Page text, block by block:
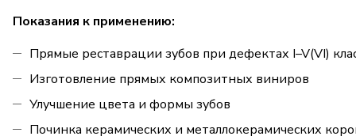
Показания к применению:
Прямые реставрации зубов при дефектах I–V(VI)
Изготовление прямых композитных виниров
Улучшение цвета и формы зубов
Починка керамических и металлокерамических